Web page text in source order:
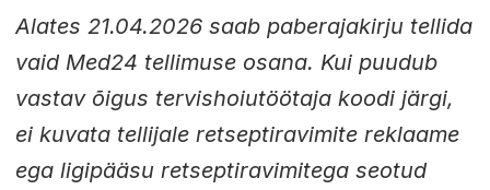
Alates 21.04.2026 saab paberajakirju tellida
vaid Med24 tellimuse osana. Kui puudub
vastav õigus tervishoiutöötaja koodi järgi,
ei kuvata tellijale retseptiravimite reklaame
ega ligipääsu retseptiravimitega seotud